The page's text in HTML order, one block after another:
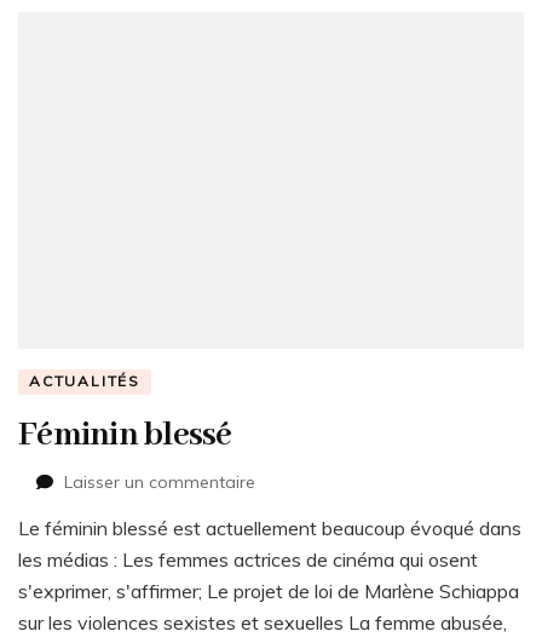
ACTUALITÉS
Féminin blessé
Laisser un commentaire
blessé
Le féminin blessé est actuellement beaucoup évoqué dans
les médias : Les femmes actrices de cinéma qui osent
s'exprimer, s'affirmer; Le projet de loi de Marlène Schiappa
sur les violences sexistes et sexuelles La femme abusée,